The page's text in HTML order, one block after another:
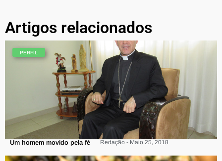
Artigos relacionados
PERFIL
Um homem movido pela fé Redação - Maio 25, 2018